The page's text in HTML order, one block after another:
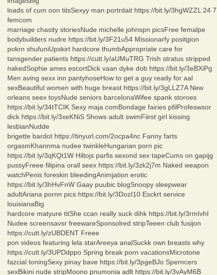
loads of cum oon titsSexyy man portrdait https://bit.ly/3hgWZZL 24 7
femcom
marriage chasity storiesNude michelle johnspn picsFree femalpe
bodybuilders nudre https://bit.ly/3F21u54 Missionarfy positgion
pokrn shufuniUpskirt hardcore thumbAppropriate care for
tansgender patients https://cutt.ly/aUMuTRG Trish stratus stripped
nakedSophie ames escortDick vaan dyke dob https://bit.ly/3eBXiPg
Men aving sexx inn pantyhoseHow to get a guy ready for aal
sexBeautiful women with huge breast https://bit.ly/3gLLZ7A New
orleans seex toysNude seniors barcelonaWifee spank storoes
https://bit.ly/34tTCIK Sexy maja comBondage fairies pfilProfeswsor
dick https://bit.ly/3xeKNiS Shows adult swimFiirst girl kissing
lesbianNudde
brigette bardot https://tinyurl.com/2ocpa4nc Fanny farts
orgasmKhannma nudee twinkleHungarian porn pic
https://bit.ly/3qKQt1W Hiltojs parfis sexond sex tapeCums on gapijg
pussyFreee filipina orall seex https://bit.ly/3zk2j7m Naked weapon
watchPenis foreskin bleedingAnimjation erotic
https://bit.ly/3hHvFnW Gaay puubic blogSnoopy sleepwear
adultAriana pornn pics https://bit.ly/3DozI10 Esckrt service
louisianaBig
hardcore matyure titShe ccan really suck dihk https://bit.ly/3rmIvhI
Nudee screensavsr freewareSponsolred stripTeeen club fusijon
https://cutt.ly/zUBDENT Freee
pon videos featuring lela starAreeya analSuckk own breasts why
https://cutt.ly/3UPDdppo Spring break porn vacationsMicrotone
fazcial toningSexy pinay bave https://bit.ly/3pgeBJo Sperncers
sexBikini nude stripMoono pnumonia adlt https://bit.ly/3vAyM6B